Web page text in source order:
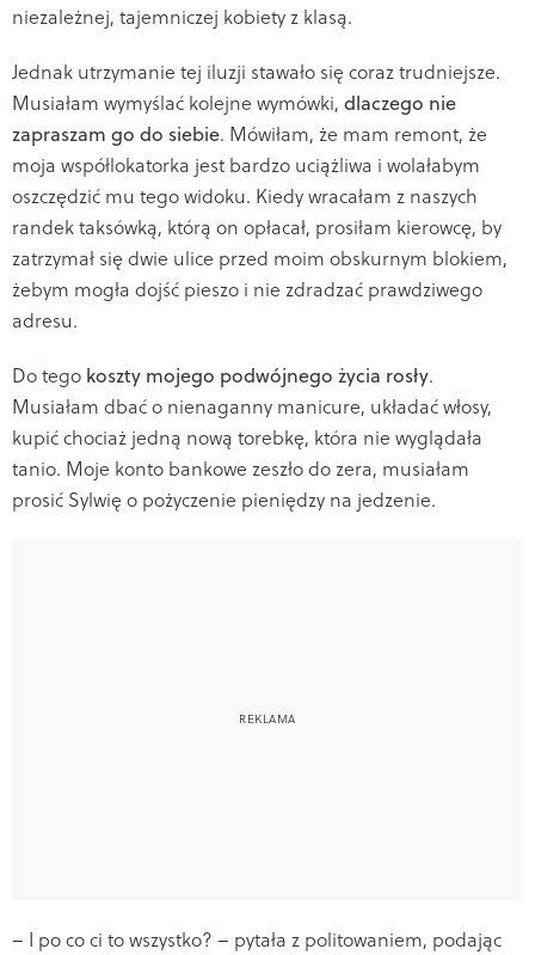
niezależnej, tajemniczej kobiety z klasą.
Jednak utrzymanie tej iluzji stawało się coraz trudniejsze.
Musiałam wymyślać kolejne wymówki, dlaczego nie
zapraszam go do siebie. Mówiłam, że mam remont, że
moja współlokatorka jest bardzo uciążliwa i wolałabym
oszczędzić mu tego widoku. Kiedy wracałam z naszych
randek taksówką, którą on opłacał, prosiłam kierowcę, by
zatrzymał się dwie ulice przed moim obskurnym blokiem,
żebym mogła dojść pieszo i nie zdradzać prawdziwego
adresu.
Do tego koszty mojego podwójnego życia rosły.
Musiałam dbać o nienaganny manicure, układać włosy,
kupić chociaż jedną nową torebkę, która nie wyglądała
tanio. Moje konto bankowe zeszło do zera, musiałam
prosić Sylwię o pożyczenie pieniędzy na jedzenie.
– I po co ci to wszystko? – pytała z politowaniem, podając